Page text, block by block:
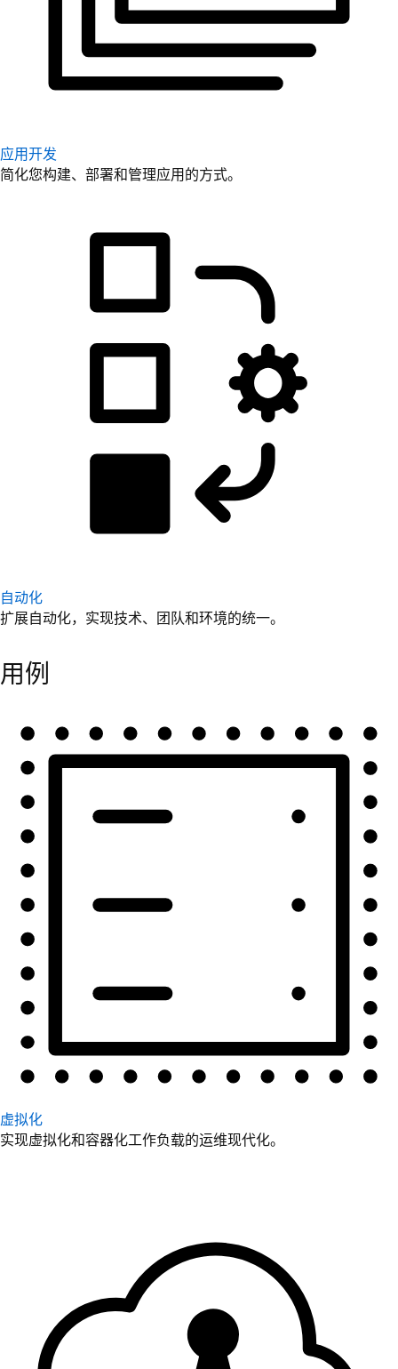
应用开发
简化您构建、部署和管理应用的方式。
自动化
扩展自动化，实现技术、团队和环境的统一。
用例
虚拟化
实现虚拟化和容器化工作负载的运维现代化。